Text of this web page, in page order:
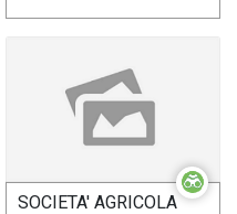
SOCIETA' AGRICOLA